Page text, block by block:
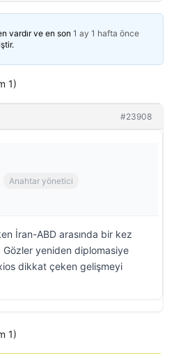
vardır ve en son 1 ay 1 hafta önce
1)
#23908
Anahtar yönetici
İran-ABD arasında bir kez
Gözler yeniden diplomasiye
dikkat çeken gelişmeyi
1)